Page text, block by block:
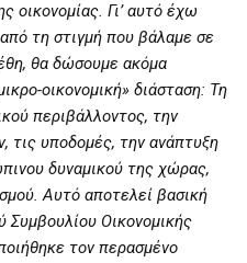
οικονομίας. Γι’ αυτό έχω
τη στιγμή που βάλαμε σε
θα δώσουμε ακόμα
οικονομική» διάσταση: Τη
περιβάλλοντος, την
υποδομές, την ανάπτυξη
δυναμικού της χώρας,
Αυτό αποτελεί βασική
Συμβουλίου Οικονομικής
τον περασμένο